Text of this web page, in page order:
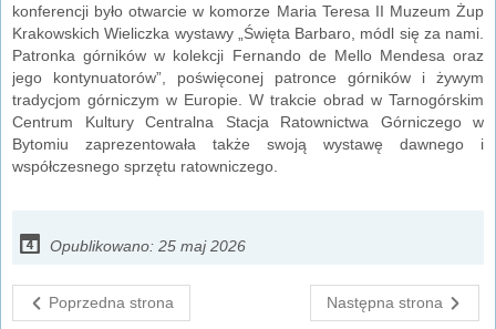
konferencji było otwarcie w komorze Maria Teresa II Muzeum Żup
Krakowskich Wieliczka wystawy „Święta Barbaro, módl się za nami.
Patronka górników w kolekcji Fernando de Mello Mendesa oraz
jego kontynuatorów”, poświęconej patronce górników i żywym
tradycjom górniczym w Europie. W trakcie obrad w Tarnogórskim
Centrum Kultury Centralna Stacja Ratownictwa Górniczego w
Bytomiu zaprezentowała także swoją wystawę dawnego i
współczesnego sprzętu ratowniczego.
Opublikowano: 25 maj 2026
Poprzedna strona Następna strona